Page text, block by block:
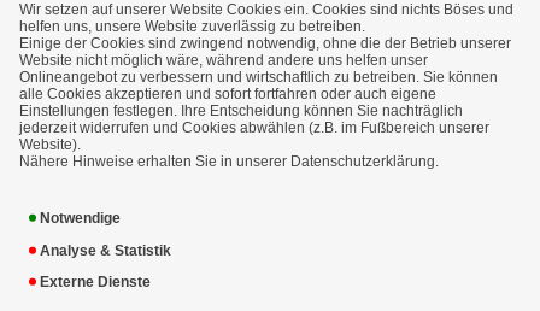
Wir setzen auf unserer Website Cookies ein. Cookies sind nichts Böses und
helfen uns, unsere Website zuverlässig zu betreiben.
Einige der Cookies sind zwingend notwendig, ohne die der Betrieb unserer
Website nicht möglich wäre, während andere uns helfen unser
Onlineangebot zu verbessern und wirtschaftlich zu betreiben. Sie können
alle Cookies akzeptieren und sofort fortfahren oder auch eigene
Einstellungen festlegen. Ihre Entscheidung können Sie nachträglich
jederzeit widerrufen und Cookies abwählen (z.B. im Fußbereich unserer
Website).
Nähere Hinweise erhalten Sie in unserer Datenschutzerklärung.
Notwendige
Analyse & Statistik
Externe Dienste
Ansprechpartner:
CALLIDA
Heinrieter Str. 12
74074 Heilbronn
07131/20 37 880